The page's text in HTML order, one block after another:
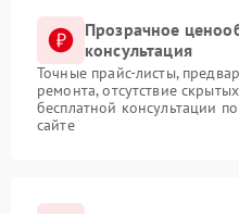
Прозрачное
консультация
Точные прайс-листы,
ремонта, отсутствие
бесплатной консультации
сайте